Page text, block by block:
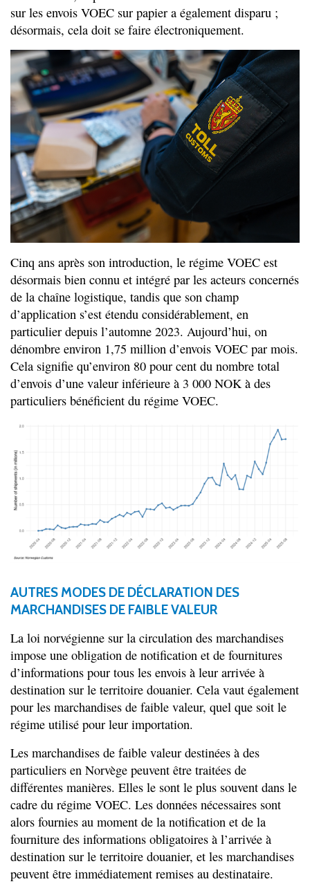
sur les envois VOEC sur papier a également disparu ;
désormais, cela doit se faire électroniquement.
Cinq ans après son introduction, le régime VOEC est
désormais bien connu et intégré par les acteurs concernés
de la chaîne logistique, tandis que son champ
d’application s’est étendu considérablement, en
particulier depuis l’automne 2023. Aujourd’hui, on
dénombre environ 1,75 million d’envois VOEC par mois.
Cela signifie qu’environ 80 pour cent du nombre total
d’envois d’une valeur inférieure à 3 000 NOK à des
particuliers bénéficient du régime VOEC.
AUTRES MODES DE DÉCLARATION DES
MARCHANDISES DE FAIBLE VALEUR
La loi norvégienne sur la circulation des marchandises
impose une obligation de notification et de fournitures
d’informations pour tous les envois à leur arrivée à
destination sur le territoire douanier. Cela vaut également
pour les marchandises de faible valeur, quel que soit le
régime utilisé pour leur importation.
Les marchandises de faible valeur destinées à des
particuliers en Norvège peuvent être traitées de
différentes manières. Elles le sont le plus souvent dans le
cadre du régime VOEC. Les données nécessaires sont
alors fournies au moment de la notification et de la
fourniture des informations obligatoires à l’arrivée à
destination sur le territoire douanier, et les marchandises
peuvent être immédiatement remises au destinataire.